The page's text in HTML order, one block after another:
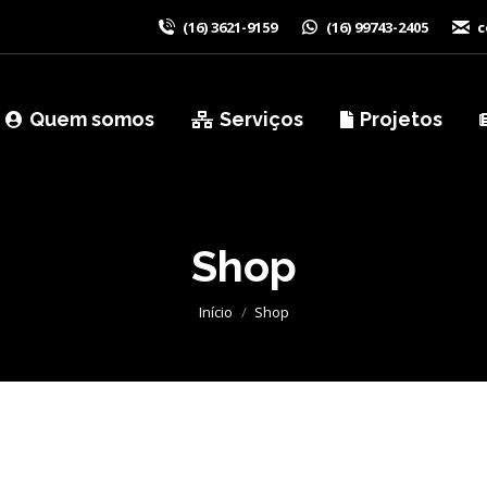
(16) 3621-9159 (16) 99743-2405
Quem somos Serviços Projetos
Shop
Você está aqui:
Início Shop